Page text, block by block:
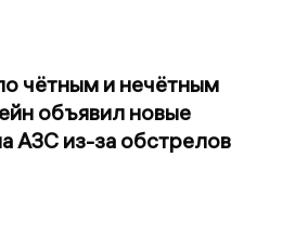
чётным и нечётным
объявил новые
АЗС из-за обстрелов